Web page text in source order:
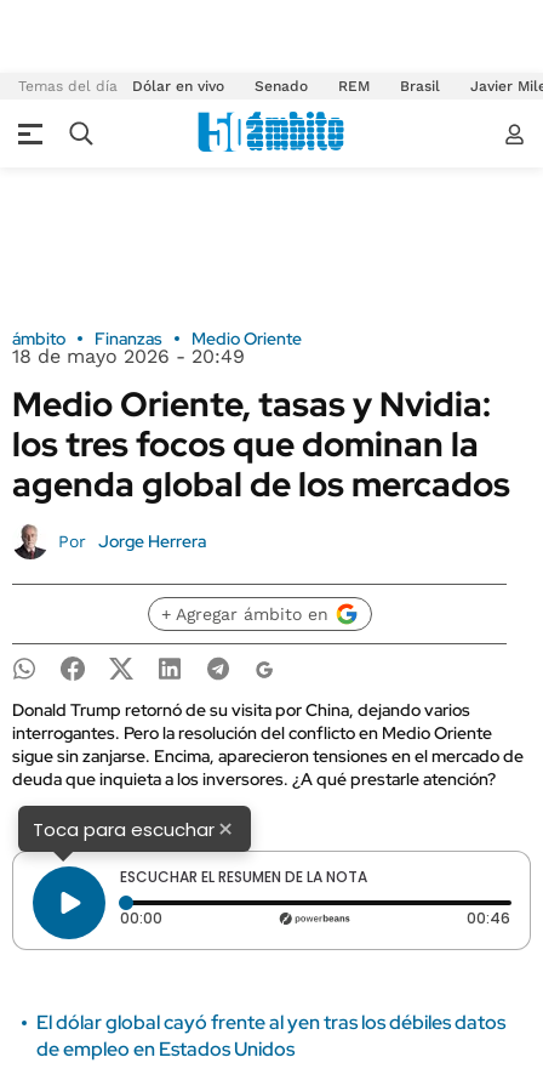
Temas del día Dólar en vivo Senado REM Brasil Javier
ámbito Finanzas Medio Oriente
18 de mayo 2026 - 20:49
Medio Oriente, tasas y Nvidia:
los tres focos que dominan la
agenda global de los mercados
Por Jorge Herrera
+ Agregar ámbito en
Donald Trump retornó de su visita por China, dejando varios
interrogantes. Pero la resolución del conflicto en Medio Oriente
sigue sin zanjarse. Encima, aparecieron tensiones en el mercado de
deuda que inquieta a los inversores. ¿A qué prestarle atención?
Toca para escuchar×
ESCUCHAR EL RESUMEN DE LA NOTA
00:00 Tiempo transcurrido: 0 segundos 00:46
El dólar global cayó frente al yen tras los débiles datos
de empleo en Estados Unidos